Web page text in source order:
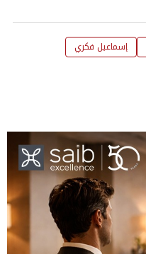
إسماعيل فكري